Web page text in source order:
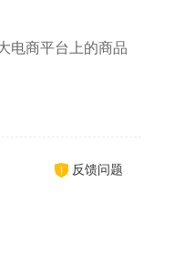
电商平台上的商品
反馈问题